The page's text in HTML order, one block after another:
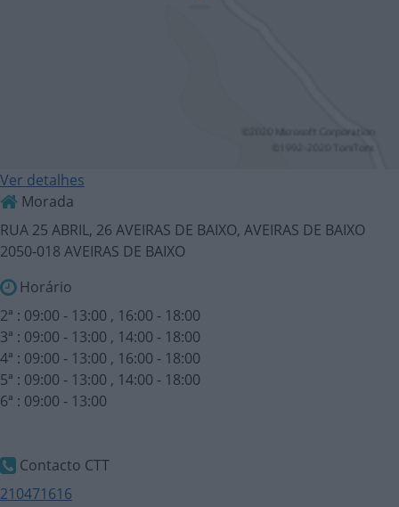
Ver detalhes
Morada
RUA 25 ABRIL, 26 AVEIRAS DE BAIXO, AVEIRAS DE BAIXO
2050-018 AVEIRAS DE BAIXO
Horário
2ª : 09:00 - 13:00 , 16:00 - 18:00
3ª : 09:00 - 13:00 , 14:00 - 18:00
4ª : 09:00 - 13:00 , 16:00 - 18:00
5ª : 09:00 - 13:00 , 14:00 - 18:00
6ª : 09:00 - 13:00
Contacto CTT
210471616